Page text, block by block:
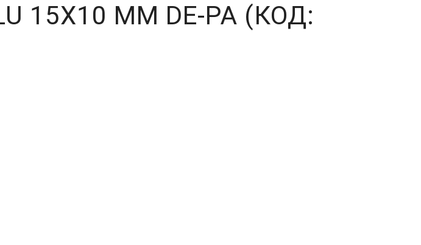
15X10 MM DE-PA (КОД: